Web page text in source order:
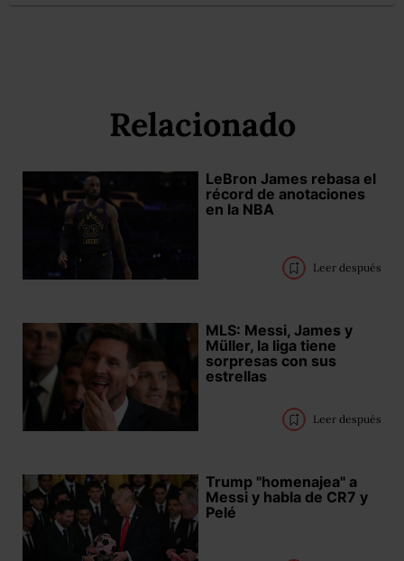
Relacionado
LeBron James rebasa el
récord de anotaciones
en la NBA
Leer después
MLS: Messi, James y
Müller, la liga tiene
sorpresas con sus
estrellas
Leer después
Trump "homenajea" a
Messi y habla de CR7 y
Pelé